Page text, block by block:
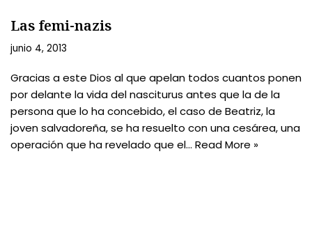
Las femi-nazis
junio 4, 2013
Gracias a este Dios al que apelan todos cuantos ponen
por delante la vida del nasciturus antes que la de la
persona que lo ha concebido, el caso de Beatriz, la
joven salvadoreña, se ha resuelto con una cesárea, una
operación que ha revelado que el… Read More »